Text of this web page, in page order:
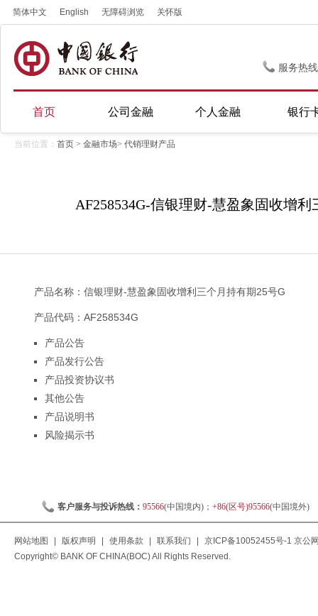
简体中文 English 无障碍浏览 关怀版
服务热
首页 公司金融 个人金融 银行
当前位置： 首页 > 金融市场> 代销理财产品
AF258534G-信银理财-慧盈象固收增利
产品名称：信银理财-慧盈象固收增利三个月持有期25号G
产品代码：AF258534G
产品公告
产品发行公告
产品投资协议书
其他公告
产品说明书
风险揭示书
客户服务与投诉热线： 95566(中国境内)； +86(区号)95566(中国境外)
网站地图 版权声明 使用条款 联系我们 京ICP备10052455号-1 京公
Copyright© BANK OF CHINA(BOC) All Rights Reserved.